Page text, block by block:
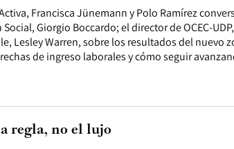
Francisca Jünemann y Polo Ramírez
Giorgio Boccardo; el director de OCEC-
Lesley Warren, sobre los resultados del nuevo
de ingreso laborales y cómo seguir
regla, no el lujo